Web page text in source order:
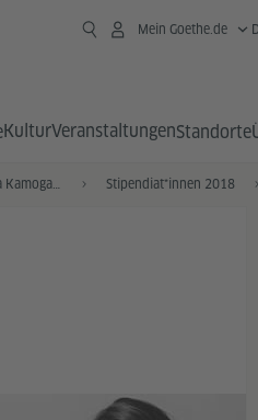
Mein Goethe.de
KulturVeranstaltungenStandorte
Stipendiat*innen der Villa Kamogawa Stipendiat*innen 2018